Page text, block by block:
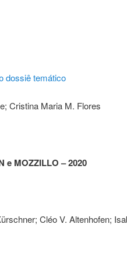
dossiê temático
Cristina Maria M. Flores
e MOZZILLO – 2020
Cléo V. Altenhofen;